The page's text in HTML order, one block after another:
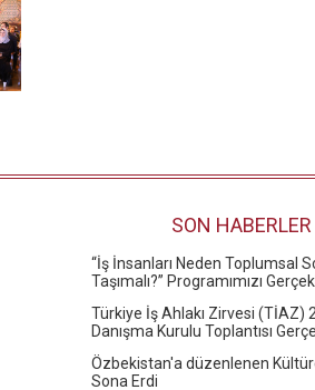
SON HABERLER
“İş İnsanları Neden Toplumsal
Taşımalı?” Programımızı
Türkiye İş Ahlakı Zirvesi (TİAZ)
Danışma Kurulu Toplantısı
Özbekistan'a düzenlenen
Sona Erdi